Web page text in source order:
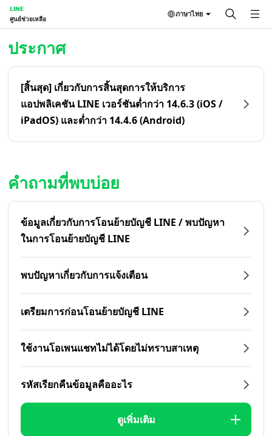
LINE
ศูนย์ช่วยเหลือ
ภาษาไทย
ประกาศ
[สิ้นสุด] เกี่ยวกับการสิ้นสุดการให้บริการ
แอปพลิเคชัน LINE เวอร์ชันต่ำกว่า 14.6.3 (iOS /
iPadOS) และต่ำกว่า 14.4.6 (Android)
คำถามที่พบบ่อย
ข้อมูลเกี่ยวกับการโอนย้ายบัญชี LINE / พบปัญหา
ในการโอนย้ายบัญชี LINE
พบปัญหาเกี่ยวกับการแจ้งเตือน
เตรียมการก่อนโอนย้ายบัญชี LINE
ใช้งานโอเพนแชทไม่ได้โดยไม่ทราบสาเหตุ
รหัสเรียกคืนข้อมูลคืออะไร
ดูเพิ่มเติม